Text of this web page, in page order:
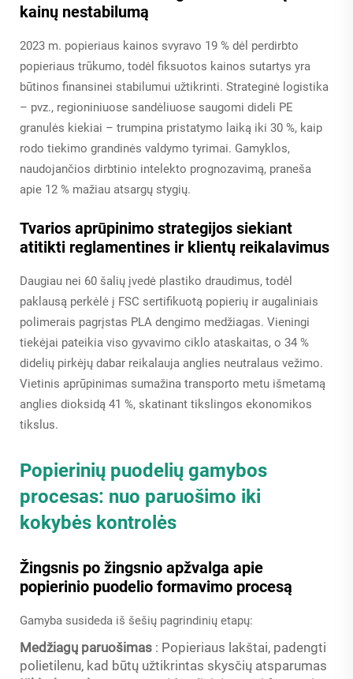
kainų nestabilumą
2023 m. popieriaus kainos svyravo 19 % dėl perdirbto
popieriaus trūkumo, todėl fiksuotos kainos sutartys yra
būtinos finansinei stabilumui užtikrinti. Strateginė logistika
– pvz., regioniniuose sandėliuose saugomi dideli PE
granulės kiekiai – trumpina pristatymo laiką iki 30 %, kaip
rodo tiekimo grandinės valdymo tyrimai. Gamyklos,
naudojančios dirbtinio intelekto prognozavimą, praneša
apie 12 % mažiau atsargų stygių.
Tvarios aprūpinimo strategijos siekiant
atitikti reglamentines ir klientų reikalavimus
Daugiau nei 60 šalių įvedė plastiko draudimus, todėl
paklausą perkėlė į FSC sertifikuotą popierių ir augaliniais
polimerais pagrįstas PLA dengimo medžiagas. Vieningi
tiekėjai pateikia viso gyvavimo ciklo ataskaitas, o 34 %
didelių pirkėjų dabar reikalauja anglies neutralaus vežimo.
Vietinis aprūpinimas sumažina transporto metu išmetamą
anglies dioksidą 41 %, skatinant tikslingos ekonomikos
tikslus.
Popierinių puodelių gamybos
procesas: nuo paruošimo iki
kokybės kontrolės
Žingsnis po žingsnio apžvalga apie
popierinio puodelio formavimo procesą
Gamyba susideda iš šešių pagrindinių etapų:
Medžiagų paruošimas : Popieriaus lakštai, padengti
polietilenu, kad būtų užtikrintas skysčių atsparumas